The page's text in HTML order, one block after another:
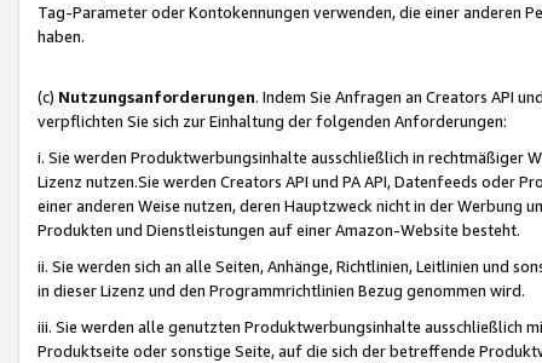
Tag-Parameter oder Kontokennungen verwenden, die einer anderen
haben.
(c) Nutzungsanforderungen. Indem Sie Anfragen an Creators API
verpflichten Sie sich zur Einhaltung der folgenden Anforderungen:
i. Sie werden Produktwerbungsinhalte ausschließlich in rechtmäßiger
Lizenz nutzen.Sie werden Creators API und PA API, Datenfeeds oder
einer anderen Weise nutzen, deren Hauptzweck nicht in der Werbung
Produkten und Dienstleistungen auf einer Amazon-Website besteht.
ii. Sie werden sich an alle Seiten, Anhänge, Richtlinien, Leitlinien und
in dieser Lizenz und den Programmrichtlinien Bezug genommen wird.
iii. Sie werden alle genutzten Produktwerbungsinhalte ausschließlich
Produktseite oder sonstige Seite, auf die sich der betreffende